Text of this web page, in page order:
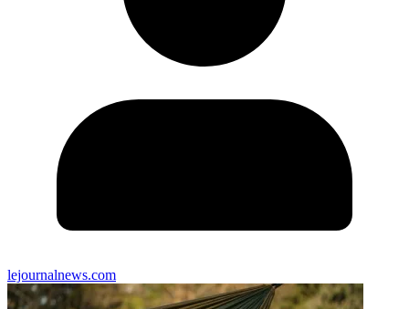
lejournalnews.com